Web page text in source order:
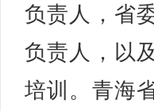
负责人，省
负责人，以
培训。青海